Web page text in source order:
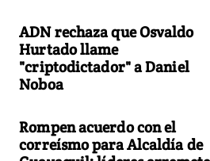
ADN rechaza que Osvaldo
Hurtado llame
"criptodictador" a Daniel
Noboa
Rompen acuerdo con el
correísmo para Alcaldía de